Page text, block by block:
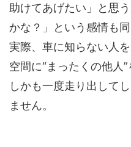
助けてあげたい」と思
かな？」という感情も同
実際、車に知らない人
空間に“まったくの他人
しかも一度走り出して
ません。